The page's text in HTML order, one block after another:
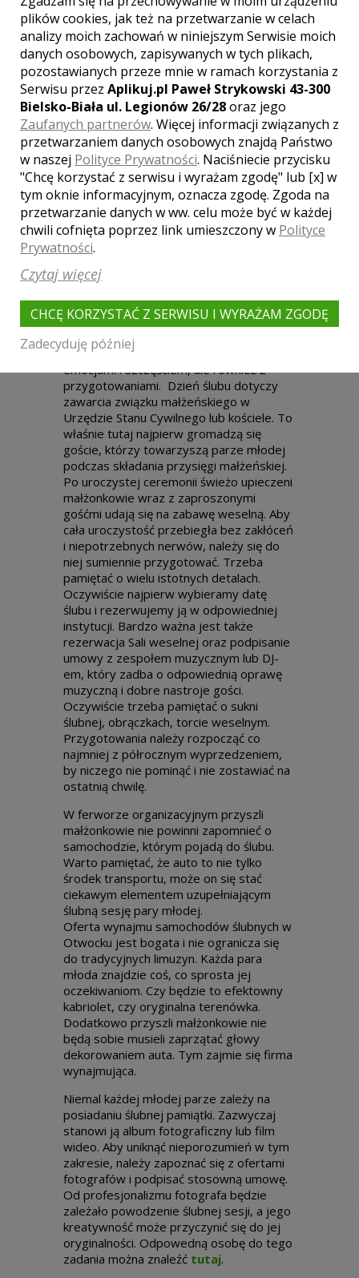
WOJEWÓDZTWO MAZOWIECKIE –
ZOBACZ LISTĘ SAMOCHODÓW NA
WESELE Z INNYCH MIAST:
Warszawa Grójec Piaseczno
Pruszków Grodzisk Mazowiecki
Legionowo Łomianki
Mińsk Mazowiecki Płock Radom
Konstancin-Jeziorna Piastów
Marki
Sochaczew Wołomin Ząbki
Błonie
Góra Kalwaria Józefów Wyszków
WYNAJEM SAMOCHODÓW
PRZEWODNIK
Udane wesele związane jest nie tylko z
emocjami i szczęściem, ale również z
przygotowaniami. Dzień ślubu dotyczy
zawarcia związku małżeńskiego w
Urzędzie Stanu Cywilnego lub kościele. To
właśnie tutaj najpierw gromadzą się
goście, którzy towarzyszą parze młodej
podczas składania przysięgi małżeńskiej.
Po uroczystej ceremonii świeżo upieczeni
małżonkowie wraz z zaproszonymi
gośćmi udają się na zabawę weselną. Aby
cała uroczystość przebiegła bez zakłóceń
i niepotrzebnych nerwów, należy się do
niej sumiennie przygotować. Trzeba
pamiętać o wielu istotnych detalach.
Oczywiście najpierw wybieramy datę
ślubu i rezerwujemy ją w odpowiedniej
instytucji. Bardzo ważna jest także
rezerwacja Sali weselnej oraz podpisanie
umowy z zespołem muzycznym lub DJ-
em, który zadba o odpowiednią oprawę
muzyczną i dobre nastroje gości.
Oczywiście trzeba pamiętać o sukni
ślubnej, obrączkach, torcie weselnym.
Przygotowania należy rozpocząć co
najmniej z półrocznym wyprzedzeniem,
by niczego nie pominąć i nie zostawiać na
ostatnią chwilę.
W ferworze organizacyjnym przyszli
małżonkowie nie powinni zapomnieć o
samochodzie, którym pojadą do ślubu.
Warto pamiętać, że auto to nie tylko
środek transportu, może on się stać
ciekawym elementem uzupełniającym
ślubną sesję pary młodej.
Oferta wynajmu samochodów ślubnych w
Otwocku jest bogata i nie ogranicza się
do tradycyjnych limuzyn. Każda para
młoda znajdzie coś, co sprosta jej
oczekiwaniom. Czy będzie to efektowny
kabriolet, czy oryginalna terenówka.
Dodatkowo przyszli małżonkowie nie
będą sobie musieli zaprzątać głowy
dekorowaniem auta. Tym zajmie się firma
wynajmująca.
Niemal każdej młodej parze zależy na
posiadaniu ślubnej pamiątki. Zazwyczaj
stanowi ją album fotograficzny lub film
wideo. Aby uniknąć nieporozumień w tym
zakresie, należy zapoznać się z ofertami
fotografów i podpisać stosowną umowę.
Od profesjonalizmu fotografa będzie
zależało powodzenie ślubnej sesji, a jego
kreatywność może przyczynić się do jej
oryginalności. Odpowedną osobę do tego
zadania można znaleźć tutaj.
plików cookies, jak też na przetwarzanie w celach
analizy moich zachowań w niniejszym Serwisie moich
danych osobowych, zapisywanych w tych plikach,
pozostawianych przeze mnie w ramach korzystania z
Serwisu przez Aplikuj.pl Paweł Strykowski 43-300
Bielsko-Biała ul. Legionów 26/28oraz jego
Zaufanych partnerów. Więcej informacji związanych z
przetwarzaniem danych osobowych znajdą Państwo
w naszej Polityce Prywatności. Naciśniecie przycisku
"Chcę korzystać z serwisu i wyrażam zgodę" lub [x] w
tym oknie informacyjnym, oznacza zgodę. Zgoda na
przetwarzanie danych w ww. celu może być w każdej
chwili cofnięta poprzez link umieszczony w Polityce
Prywatności.
Czytaj więcej
CHCĘ KORZYSTAĆ Z SERWISU I WYRAŻAM ZGODĘ
Zadecyduję później